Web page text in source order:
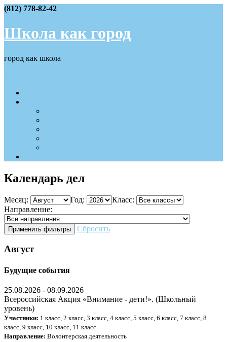
Skip
content
(812) 778-82-42
Школа как город
город как школа
Календарь дел
Месяц: Год:
Класс:
Направление:
Применить фильтры Сбросить
Август
Будущие события
25.08.2026 - 08.09.2026
Всероссийская Акция «Внимание - дети!». (Школьный
уровень)
Участники: 1 класс, 2 класс, 3 класс, 4 класс, 5 класс, 6 класс, 7 класс, 8
класс, 9 класс, 10 класс, 11 класс
Направление: Волонтерская деятельность